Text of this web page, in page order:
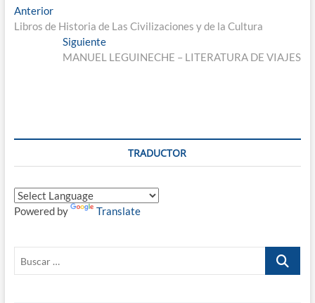
Navegación
de
entradas
AnteriorEntrada
anterior:
Libros de Historia de Las Civilizaciones y de la Cultura
SiguienteEntrada
siguiente:
MANUEL LEGUINECHE – LITERATURA DE VIAJES
TRADUCTOR
Powered by Translate
Buscar